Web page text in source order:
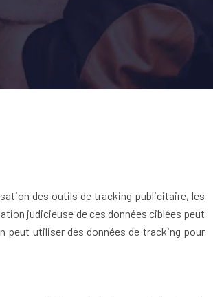
des outils de tracking publicitaire, les
judicieuse de ces données ciblées peut
peut utiliser des données de tracking pour